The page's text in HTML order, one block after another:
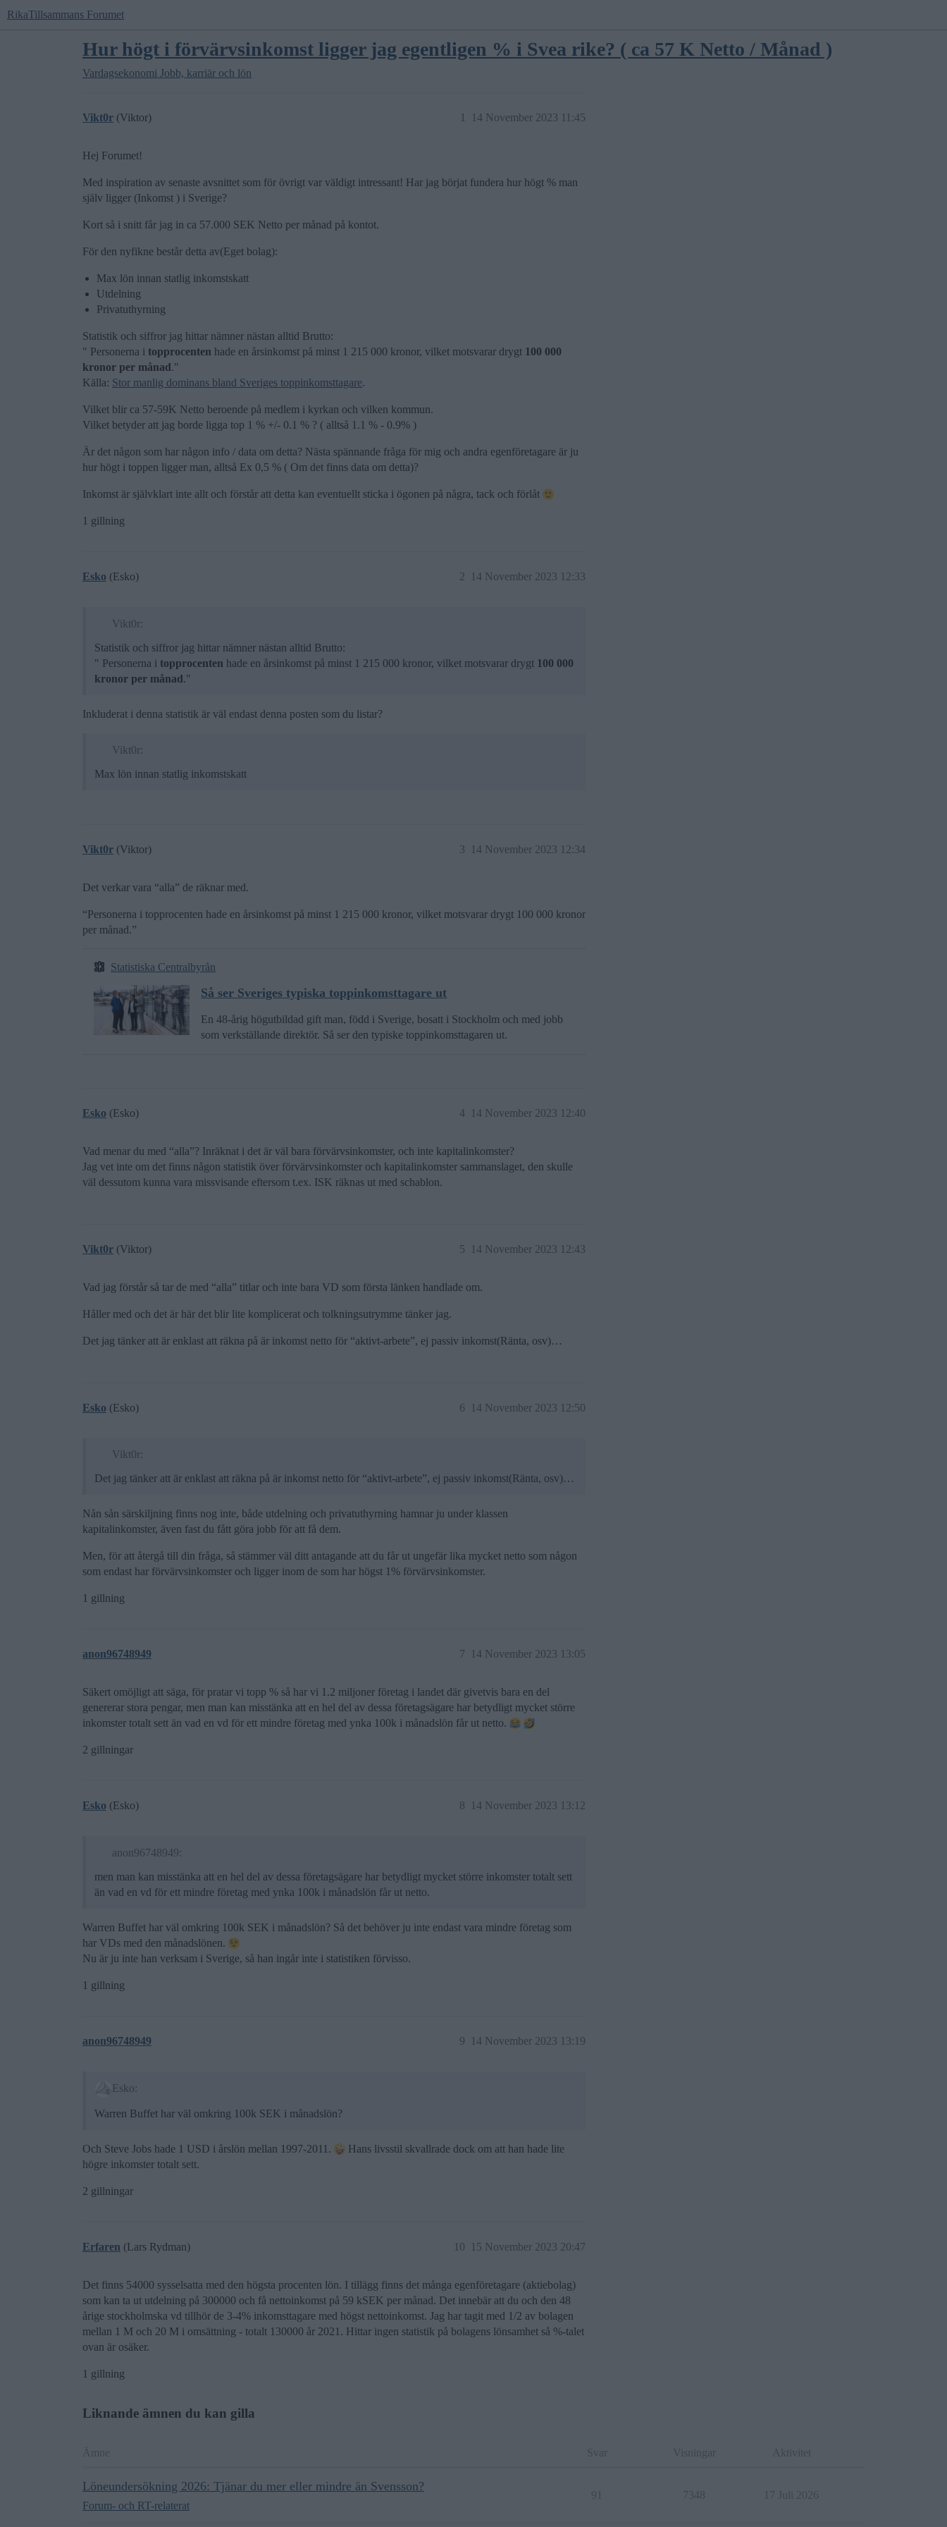
RikaTillsammans Forumet
Hur högt i förvärvsinkomst ligger jag egentligen % i Svea rike? ( ca 57 K Netto / Månad )
Vardagsekonomi Jobb, karriär och lön
Vikt0r (Viktor) 14 November 2023 11:45
1
Hej Forumet!
Med inspiration av senaste avsnittet som för övrigt var väldigt intressant! Har jag börjat fundera hur högt % man
själv ligger (Inkomst ) i Sverige?
Kort så i snitt får jag in ca 57.000 SEK Netto per månad på kontot.
För den nyfikne består detta av(Eget bolag):
Max lön innan statlig inkomstskatt
Utdelning
Privatuthyrning
Statistik och siffror jag hittar nämner nästan alltid Brutto:
" Personerna i topprocenten hade en årsinkomst på minst 1 215 000 kronor, vilket motsvarar drygt 100 000
kronor per månad."
Källa: Stor manlig dominans bland Sveriges toppinkomsttagare.
Vilket blir ca 57-59K Netto beroende på medlem i kyrkan och vilken kommun.
Vilket betyder att jag borde ligga top 1 % +/- 0.1 % ? ( alltså 1.1 % - 0.9% )
Är det någon som har någon info / data om detta? Nästa spännande fråga för mig och andra egenföretagare är ju
hur högt i toppen ligger man, alltså Ex 0,5 % ( Om det finns data om detta)?
Inkomst är självklart inte allt och förstår att detta kan eventuellt sticka i ögonen på några, tack och förlåt
1 gillning
Esko (Esko) 14 November 2023 12:33
2
Vikt0r:
Statistik och siffror jag hittar nämner nästan alltid Brutto:
" Personerna i topprocenten hade en årsinkomst på minst 1 215 000 kronor, vilket motsvarar drygt 100 000
kronor per månad."
Inkluderat i denna statistik är väl endast denna posten som du listar?
Vikt0r:
Max lön innan statlig inkomstskatt
Vikt0r (Viktor) 14 November 2023 12:34
3
Det verkar vara “alla” de räknar med.
“Personerna i topprocenten hade en årsinkomst på minst 1 215 000 kronor, vilket motsvarar drygt 100 000 kronor
per månad.”
Statistiska Centralbyrån
Så ser Sveriges typiska toppinkomsttagare ut
En 48-årig högutbildad gift man, född i Sverige, bosatt i Stockholm och med jobb
som verkställande direktör. Så ser den typiske toppinkomsttagaren ut.
Esko (Esko) 14 November 2023 12:40
4
Vad menar du med “alla”? Inräknat i det är väl bara förvärvsinkomster, och inte kapitalinkomster?
Jag vet inte om det finns någon statistik över förvärvsinkomster och kapitalinkomster sammanslaget, den skulle
väl dessutom kunna vara missvisande eftersom t.ex. ISK räknas ut med schablon.
Vikt0r (Viktor) 14 November 2023 12:43
5
Vad jag förstår så tar de med “alla” titlar och inte bara VD som första länken handlade om.
Håller med och det är här det blir lite komplicerat och tolkningsutrymme tänker jag.
Det jag tänker att är enklast att räkna på är inkomst netto för “aktivt-arbete”, ej passiv inkomst(Ränta, osv)…
Esko (Esko) 14 November 2023 12:50
6
Vikt0r:
Det jag tänker att är enklast att räkna på är inkomst netto för “aktivt-arbete”, ej passiv inkomst(Ränta, osv)…
Nån sån särskiljning finns nog inte, både utdelning och privatuthyrning hamnar ju under klassen
kapitalinkomster, även fast du fått göra jobb för att få dem.
Men, för att återgå till din fråga, så stämmer väl ditt antagande att du får ut ungefär lika mycket netto som någon
som endast har förvärvsinkomster och ligger inom de som har högst 1% förvärvsinkomster.
1 gillning
anon96748949 14 November 2023 13:05
7
Säkert omöjligt att säga, för pratar vi topp % så har vi 1.2 miljoner företag i landet där givetvis bara en del
genererar stora pengar, men man kan misstänka att en hel del av dessa företagsägare har betydligt mycket större
inkomster totalt sett än vad en vd för ett mindre företag med ynka 100k i månadslön får ut netto.
2 gillningar
Esko (Esko) 14 November 2023 13:12
8
anon96748949:
men man kan misstänka att en hel del av dessa företagsägare har betydligt mycket större inkomster totalt sett
än vad en vd för ett mindre företag med ynka 100k i månadslön får ut netto.
Warren Buffet har väl omkring 100k SEK i månadslön? Så det behöver ju inte endast vara mindre företag som
har VDs med den månadslönen.
Nu är ju inte han verksam i Sverige, så han ingår inte i statistiken förvisso.
1 gillning
anon96748949 14 November 2023 13:19
9
Esko:
Warren Buffet har väl omkring 100k SEK i månadslön?
Och Steve Jobs hade 1 USD i årslön mellan 1997-2011.
Hans livsstil skvallrade dock om att han hade lite
högre inkomster totalt sett.
2 gillningar
Erfaren (Lars Rydman) 15 November 2023 20:47
10
Det finns 54000 sysselsatta med den högsta procenten lön. I tillägg finns det många egenföretagare (aktiebolag)
som kan ta ut utdelning på 300000 och få nettoinkomst på 59 kSEK per månad. Det innebär att du och den 48
årige stockholmska vd tillhör de 3-4% inkomsttagare med högst nettoinkomst. Jag har tagit med 1/2 av bolagen
mellan 1 M och 20 M i omsättning - totalt 130000 år 2021. Hittar ingen statistik på bolagens lönsamhet så %-talet
ovan är osäker.
1 gillning
Liknande ämnen du kan gilla
Ämne Svar Visningar Aktivitet
Löneundersökning 2026: Tjänar du mer eller mindre än Svensson?
Forum- och RT-relaterat
91 7348 17 Juli 2026